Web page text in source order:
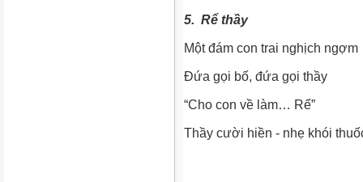
5. Rể thầy
Một đám con trai nghịch ngợm
Đứa gọi bố, đứa gọi thầy
“Cho con về làm… Rể”
Thầy cười hiền - nhẹ khói